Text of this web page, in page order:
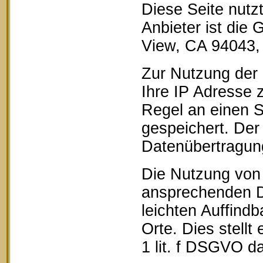
Diese Seite
Anbieter ist die
View, CA
Zur Nutzung
Ihre IP Adresse
Regel an einen
gespeichert.
Die Nutzung
ansprechenden
leichten
Orte. Dies stellt
1 lit. f DSGVO